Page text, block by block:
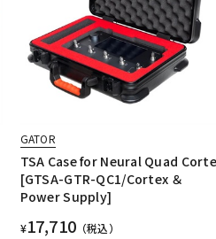
GATOR
TSA Case for Neural Quad
[GTSA-GTR-QC1/Cortex ＆
Power Supply]
¥17,710 （税込）